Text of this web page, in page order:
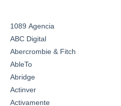
1089 Agencia
ABC Digital
Abercrombie & Fitch
AbleTo
Abridge
Actinver
Activamente